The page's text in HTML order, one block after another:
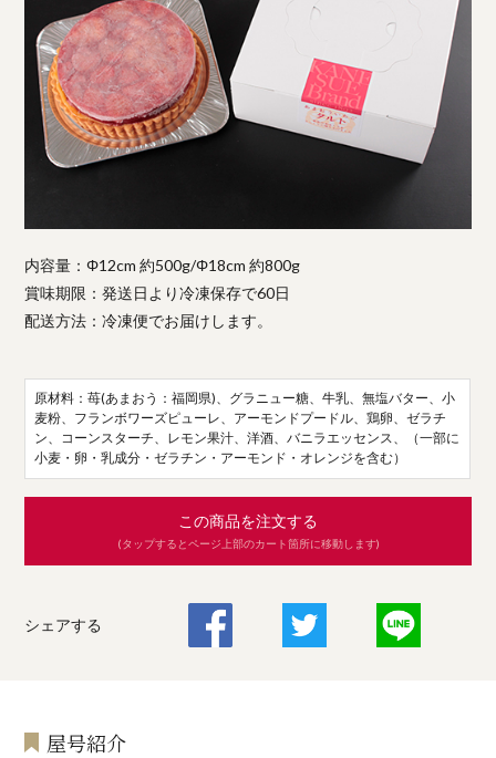
内容量：Φ12cm 約500g/Φ18cm 約800g
賞味期限：発送日より冷凍保存で60日
配送方法：冷凍便でお届けします。
原材料：苺(あまおう：福岡県)、グラニュー糖、牛乳、無塩バター、小
麦粉、フランボワーズピューレ、アーモンドプードル、鶏卵、ゼラチ
ン、コーンスターチ、レモン果汁、洋酒、バニラエッセンス、（一部に
小麦・卵・乳成分・ゼラチン・アーモンド・オレンジを含む）
この商品を注文する
(タップするとページ上部のカート箇所に移動します)
シェアする
屋号紹介